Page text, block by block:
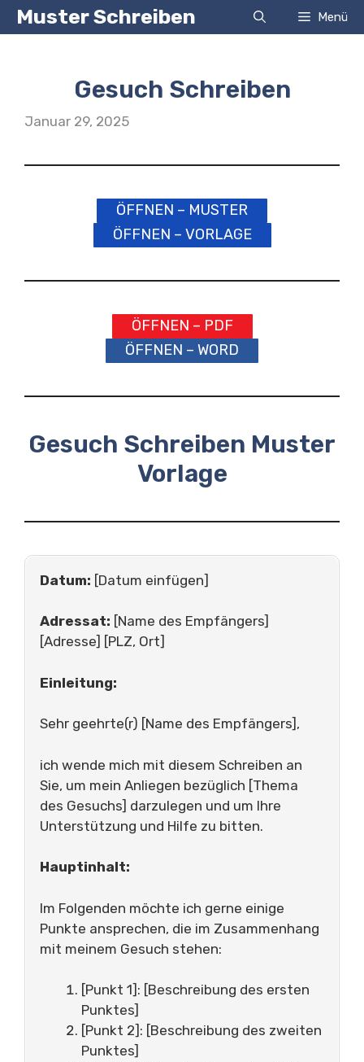
ZumMuster Schreiben Menü
Gesuch Schreiben
Januar 29, 2025
ÖFFNEN – MUSTER
ÖFFNEN – VORLAGE
ÖFFNEN – PDF
ÖFFNEN – WORD
Gesuch Schreiben Muster
Vorlage
Datum: [Datum einfügen]
Adressat: [Name des Empfängers]
[Adresse] [PLZ, Ort]
Einleitung:
Sehr geehrte(r) [Name des Empfängers],
ich wende mich mit diesem Schreiben an
Sie, um mein Anliegen bezüglich [Thema
des Gesuchs] darzulegen und um Ihre
Unterstützung und Hilfe zu bitten.
Hauptinhalt:
Im Folgenden möchte ich gerne einige
Punkte ansprechen, die im Zusammenhang
mit meinem Gesuch stehen:
[Punkt 1]: [Beschreibung des ersten
Punktes]
[Punkt 2]: [Beschreibung des zweiten
Punktes]